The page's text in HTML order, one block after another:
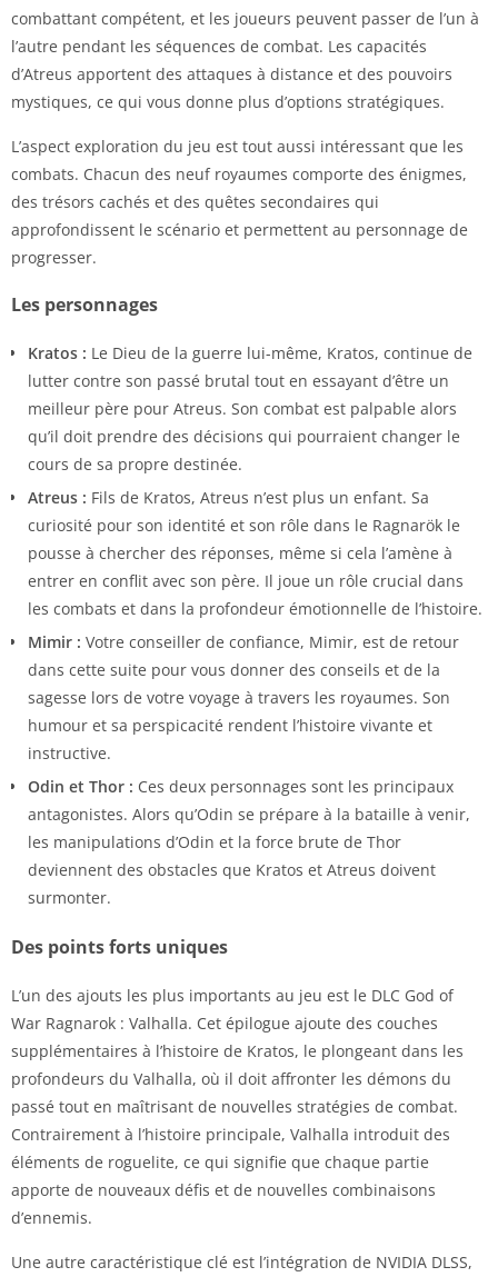
combattant compétent, et les joueurs peuvent passer de l’un à
l’autre pendant les séquences de combat. Les capacités
d’Atreus apportent des attaques à distance et des pouvoirs
mystiques, ce qui vous donne plus d’options stratégiques.
L’aspect exploration du jeu est tout aussi intéressant que les
combats. Chacun des neuf royaumes comporte des énigmes,
des trésors cachés et des quêtes secondaires qui
approfondissent le scénario et permettent au personnage de
progresser.
Les personnages
Kratos : Le Dieu de la guerre lui-même, Kratos, continue de
lutter contre son passé brutal tout en essayant d’être un
meilleur père pour Atreus. Son combat est palpable alors
qu’il doit prendre des décisions qui pourraient changer le
cours de sa propre destinée.
Atreus : Fils de Kratos, Atreus n’est plus un enfant. Sa
curiosité pour son identité et son rôle dans le Ragnarök le
pousse à chercher des réponses, même si cela l’amène à
entrer en conflit avec son père. Il joue un rôle crucial dans
les combats et dans la profondeur émotionnelle de l’histoire.
Mimir : Votre conseiller de confiance, Mimir, est de retour
dans cette suite pour vous donner des conseils et de la
sagesse lors de votre voyage à travers les royaumes. Son
humour et sa perspicacité rendent l’histoire vivante et
instructive.
Odin et Thor : Ces deux personnages sont les principaux
antagonistes. Alors qu’Odin se prépare à la bataille à venir,
les manipulations d’Odin et la force brute de Thor
deviennent des obstacles que Kratos et Atreus doivent
surmonter.
Des points forts uniques
L’un des ajouts les plus importants au jeu est le DLC God of
War Ragnarok : Valhalla. Cet épilogue ajoute des couches
supplémentaires à l’histoire de Kratos, le plongeant dans les
profondeurs du Valhalla, où il doit affronter les démons du
passé tout en maîtrisant de nouvelles stratégies de combat.
Contrairement à l’histoire principale, Valhalla introduit des
éléments de roguelite, ce qui signifie que chaque partie
apporte de nouveaux défis et de nouvelles combinaisons
d’ennemis.
Une autre caractéristique clé est l’intégration de NVIDIA DLSS,